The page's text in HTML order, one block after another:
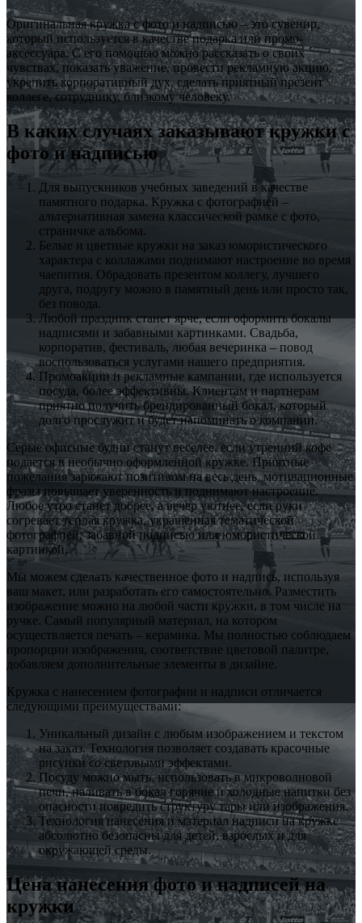
Оригинальная кружка с фото и надписью – это сувенир,
который используется в качестве подарка или промо-
аксессуара. С его помощью можно рассказать о своих
чувствах, показать уважение, провести рекламную акцию,
укрепить корпоративный дух, сделать приятный презент
коллеге, сотруднику, близкому человеку.
В каких случаях заказывают кружки с
фото и надписью
Для выпускников учебных заведений в качестве
памятного подарка. Кружка с фотографией –
альтернативная замена классической рамке с фото,
страничке альбома.
Белые и цветные кружки на заказ юмористического
характера с коллажами поднимают настроение во время
чаепития. Обрадовать презентом коллегу, лучшего
друга, подругу можно в памятный день или просто так,
без повода.
Любой праздник станет ярче, если оформить бокалы
надписями и забавными картинками. Свадьба,
корпоратив, фестиваль, любая вечеринка – повод
воспользоваться услугами нашего предприятия.
Промоакции и рекламные кампании, где используется
посуда, более эффективны. Клиентам и партнерам
приятно получить брендированный бокал, который
долго прослужит и будет напоминать о компании.
Серые офисные будни станут веселее, если утренний кофе
подается в необычно оформленной кружке. Приятные
пожелания заряжают позитивом на весь день, мотивационные
фразы повышает уверенность и поднимают настроение.
Любое утро станет добрее, а вечер уютнее, если руки
согревает теплая кружка, украшенная тематической
фотографией, забавной подписью или юмористической
картинкой.
Мы можем сделать качественное фото и надпись, используя
ваш макет, или разработать его самостоятельно. Разместить
изображение можно на любой части кружки, в том числе на
ручке. Самый популярный материал, на котором
осуществляется печать – керамика. Мы полностью соблюдаем
пропорции изображения, соответствие цветовой палитре,
добавляем дополнительные элементы в дизайне.
Кружка с нанесением фотографии и надписи отличается
следующими преимуществами:
Уникальный дизайн с любым изображением и текстом
на заказ. Технология позволяет создавать красочные
рисунки со световыми эффектами.
Посуду можно мыть, использовать в микроволновой
печи, наливать в бокал горячие и холодные напитки без
опасности повредить структуру тары или изображения.
Технология нанесения и материал надписи на кружке
абсолютно безопасны для детей, взрослых и для
окружающей среды.
Цена нанесения фото и надписей на
кружки